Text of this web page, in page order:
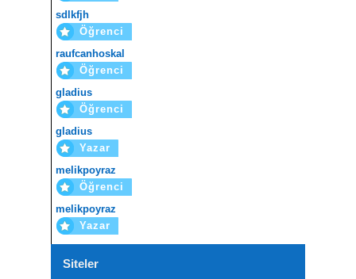
sdlkfjh
Öğrenci
raufcanhoskal
Öğrenci
gladius
Öğrenci
gladius
Yazar
melikpoyraz
Öğrenci
melikpoyraz
Yazar
Siteler